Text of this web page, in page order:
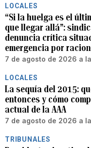
LOCALES
“Si la huelga es el
que llegar allá”:
denuncia crítica
emergencia por
7 de agosto de 2026 a
LOCALES
La sequía del 2015:
entonces y cómo
actual de la AAA
7 de agosto de 2026 a
TRIBUNALES